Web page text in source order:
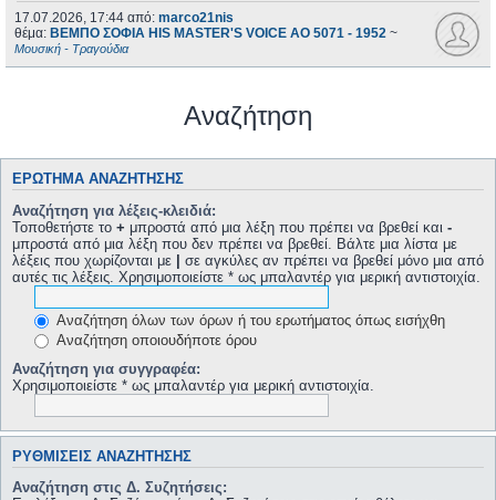
17.07.2026, 17:44 από: marco21nis
θέμα: ΒΕΜΠΟ ΣΟΦΙΑ HIS MASTER'S VOICE AO 5071 - 1952 ~
Μουσική - Τραγούδια
Αναζήτηση
ΕΡΏΤΗΜΑ ΑΝΑΖΉΤΗΣΗΣ
Αναζήτηση για λέξεις-κλειδιά:
Τοποθετήστε το + μπροστά από μια λέξη που πρέπει να βρεθεί και -
μπροστά από μια λέξη που δεν πρέπει να βρεθεί. Βάλτε μια λίστα με
λέξεις που χωρίζονται με | σε αγκύλες αν πρέπει να βρεθεί μόνο μια από
αυτές τις λέξεις. Χρησιμοποιείστε * ως μπαλαντέρ για μερική αντιστοιχία.
Αναζήτηση όλων των όρων ή του ερωτήματος όπως εισήχθη
Αναζήτηση οποιουδήποτε όρου
Αναζήτηση για συγγραφέα:
Χρησιμοποιείστε * ως μπαλαντέρ για μερική αντιστοιχία.
ΡΥΘΜΊΣΕΙΣ ΑΝΑΖΉΤΗΣΗΣ
Αναζήτηση στις Δ. Συζητήσεις: